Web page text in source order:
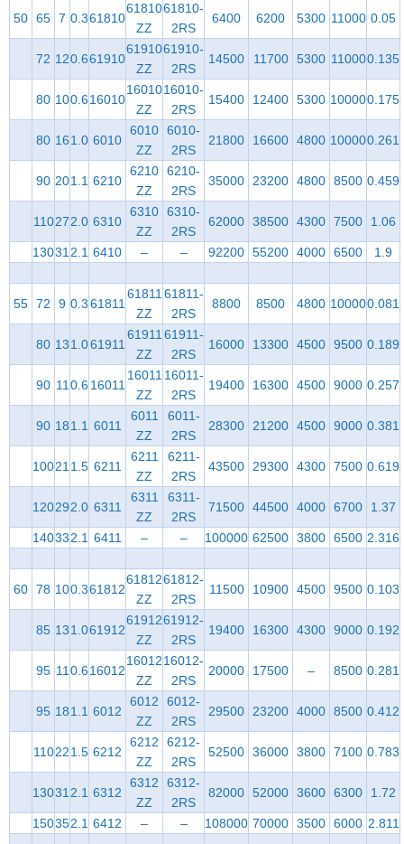
50 65 7 0.361810
61810
ZZ
61810-
2RS
6400 6200 5300 11000 0.05
72 120.661910
61910
ZZ
61910-
2RS
14500 11700 5300 110000.135
80 100.616010
16010
ZZ
16010-
2RS
15400 12400 5300 100000.175
80 161.0 6010
6010
ZZ
6010-
2RS
21800 16600 4800 100000.261
90 201.1 6210
6210
ZZ
6210-
2RS
35000 23200 4800 8500 0.459
110272.0 6310
6310
ZZ
6310-
2RS
62000 38500 4300 7500 1.06
130312.1 6410 – – 92200 55200 4000 6500 1.9
55 72 9 0.361811
61811
ZZ
61811-
2RS
8800 8500 4800 100000.081
80 131.061911
61911
ZZ
61911-
2RS
16000 13300 4500 9500 0.189
90 110.616011
16011
ZZ
16011-
2RS
19400 16300 4500 9000 0.257
90 181.1 6011
6011
ZZ
6011-
2RS
28300 21200 4500 9000 0.381
100211.5 6211
6211
ZZ
6211-
2RS
43500 29300 4300 7500 0.619
120292.0 6311
6311
ZZ
6311-
2RS
71500 44500 4000 6700 1.37
140332.1 6411 – – 100000 62500 3800 6500 2.316
60 78 100.361812
61812
ZZ
61812-
2RS
11500 10900 4500 9500 0.103
85 131.061912
61912
ZZ
61912-
2RS
19400 16300 4300 9000 0.192
95 110.616012
16012
ZZ
16012-
2RS
20000 17500 – 8500 0.281
95 181.1 6012
6012
ZZ
6012-
2RS
29500 23200 4000 8500 0.412
110221.5 6212
6212
ZZ
6212-
2RS
52500 36000 3800 7100 0.783
130312.1 6312
6312
ZZ
6312-
2RS
82000 52000 3600 6300 1.72
150352.1 6412 – – 108000 70000 3500 6000 2.811